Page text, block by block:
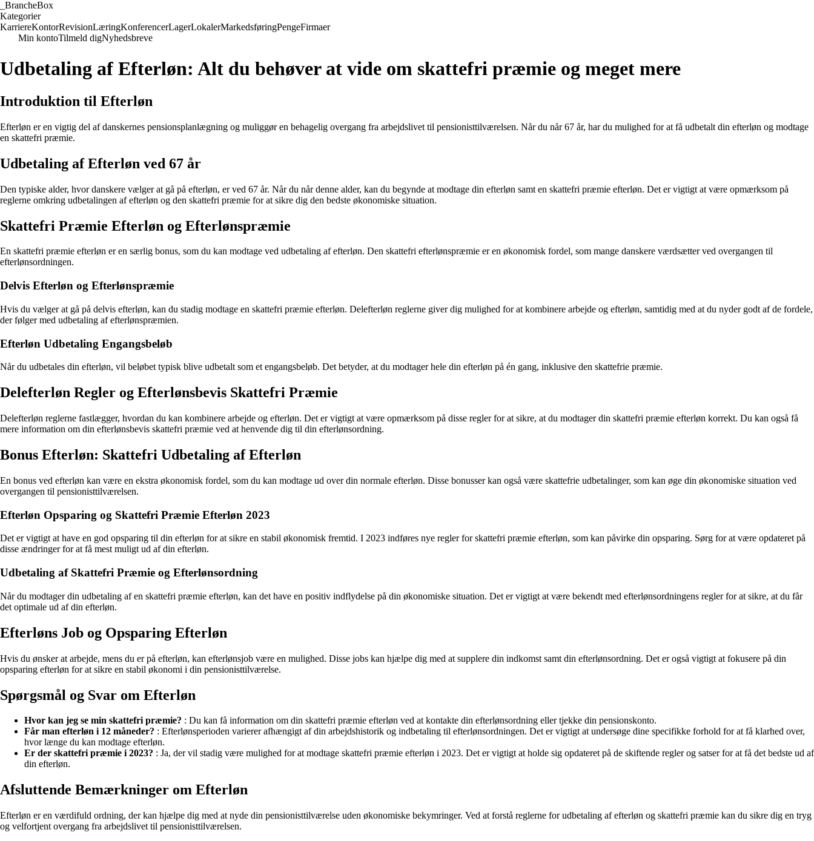
BrancheBox
Kategorier
KarriereKontorRevisionLæringKonferencerLagerLokalerMarkedsføringPengeFirmaer
Min kontoTilmeld digNyhedsbreve
Udbetaling af Efterløn: Alt du behøver at vide om skattefri præmie og meget mere
Introduktion til Efterløn
Efterløn er en vigtig del af danskernes pensionsplanlægning og muliggør en behagelig overgang fra arbejdslivet til pensionisttilværelsen. Når du når 67 år, har du mulighed for at få udbetalt din efterløn og modtage
en skattefri præmie.
Udbetaling af Efterløn ved 67 år
Den typiske alder, hvor danskere vælger at gå på efterløn, er ved 67 år. Når du når denne alder, kan du begynde at modtage din efterløn samt en skattefri præmie efterløn. Det er vigtigt at være opmærksom på
reglerne omkring udbetalingen af efterløn og den skattefri præmie for at sikre dig den bedste økonomiske situation.
Skattefri Præmie Efterløn og Efterlønspræmie
En skattefri præmie efterløn er en særlig bonus, som du kan modtage ved udbetaling af efterløn. Den skattefri efterlønspræmie er en økonomisk fordel, som mange danskere værdsætter ved overgangen til
efterlønsordningen.
Delvis Efterløn og Efterlønspræmie
Hvis du vælger at gå på delvis efterløn, kan du stadig modtage en skattefri præmie efterløn. Delefterløn reglerne giver dig mulighed for at kombinere arbejde og efterløn, samtidig med at du nyder godt af de fordele,
der følger med udbetaling af efterlønspræmien.
Efterløn Udbetaling Engangsbeløb
Når du udbetales din efterløn, vil beløbet typisk blive udbetalt som et engangsbeløb. Det betyder, at du modtager hele din efterløn på én gang, inklusive den skattefrie præmie.
Delefterløn Regler og Efterlønsbevis Skattefri Præmie
Delefterløn reglerne fastlægger, hvordan du kan kombinere arbejde og efterløn. Det er vigtigt at være opmærksom på disse regler for at sikre, at du modtager din skattefri præmie efterløn korrekt. Du kan også få
mere information om din efterlønsbevis skattefri præmie ved at henvende dig til din efterlønsordning.
Bonus Efterløn: Skattefri Udbetaling af Efterløn
En bonus ved efterløn kan være en ekstra økonomisk fordel, som du kan modtage ud over din normale efterløn. Disse bonusser kan også være skattefrie udbetalinger, som kan øge din økonomiske situation ved
overgangen til pensionisttilværelsen.
Efterløn Opsparing og Skattefri Præmie Efterløn 2023
Det er vigtigt at have en god opsparing til din efterløn for at sikre en stabil økonomisk fremtid. I 2023 indføres nye regler for skattefri præmie efterløn, som kan påvirke din opsparing. Sørg for at være opdateret på
disse ændringer for at få mest muligt ud af din efterløn.
Udbetaling af Skattefri Præmie og Efterlønsordning
Når du modtager din udbetaling af en skattefri præmie efterløn, kan det have en positiv indflydelse på din økonomiske situation. Det er vigtigt at være bekendt med efterlønsordningens regler for at sikre, at du får
det optimale ud af din efterløn.
Efterløns Job og Opsparing Efterløn
Hvis du ønsker at arbejde, mens du er på efterløn, kan efterlønsjob være en mulighed. Disse jobs kan hjælpe dig med at supplere din indkomst samt din efterlønsordning. Det er også vigtigt at fokusere på din
opsparing efterløn for at sikre en stabil økonomi i din pensionisttilværelse.
Spørgsmål og Svar om Efterløn
Hvor kan jeg se min skattefri præmie? : Du kan få information om din skattefri præmie efterløn ved at kontakte din efterlønsordning eller tjekke din pensionskonto.
Får man efterløn i 12 måneder? : Efterlønsperioden varierer afhængigt af din arbejdshistorik og indbetaling til efterlønsordningen. Det er vigtigt at undersøge dine specifikke forhold for at få klarhed over,
hvor længe du kan modtage efterløn.
Er der skattefri præmie i 2023? : Ja, der vil stadig være mulighed for at modtage skattefri præmie efterløn i 2023. Det er vigtigt at holde sig opdateret på de skiftende regler og satser for at få det bedste ud af
din efterløn.
Afsluttende Bemærkninger om Efterløn
Efterløn er en værdifuld ordning, der kan hjælpe dig med at nyde din pensionisttilværelse uden økonomiske bekymringer. Ved at forstå reglerne for udbetaling af efterløn og skattefri præmie kan du sikre dig en tryg
og velfortjent overgang fra arbejdslivet til pensionisttilværelsen.